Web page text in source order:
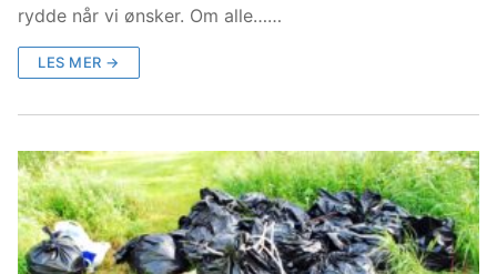
rydde når vi ønsker. Om alle……
LES MER →